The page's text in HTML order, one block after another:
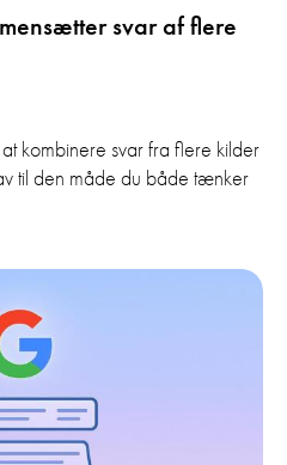
svar af flere
kombinere svar fra flere kilder
til den måde du både tænker